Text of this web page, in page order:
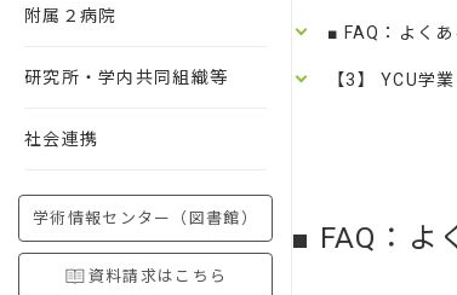
附属２病院
研究所・学内共同組織等
社会連携
学術情報センター（図書館）
資料請求はこちら
■ FAQ：よく
【3】 YCU学
■ FAQ：よ